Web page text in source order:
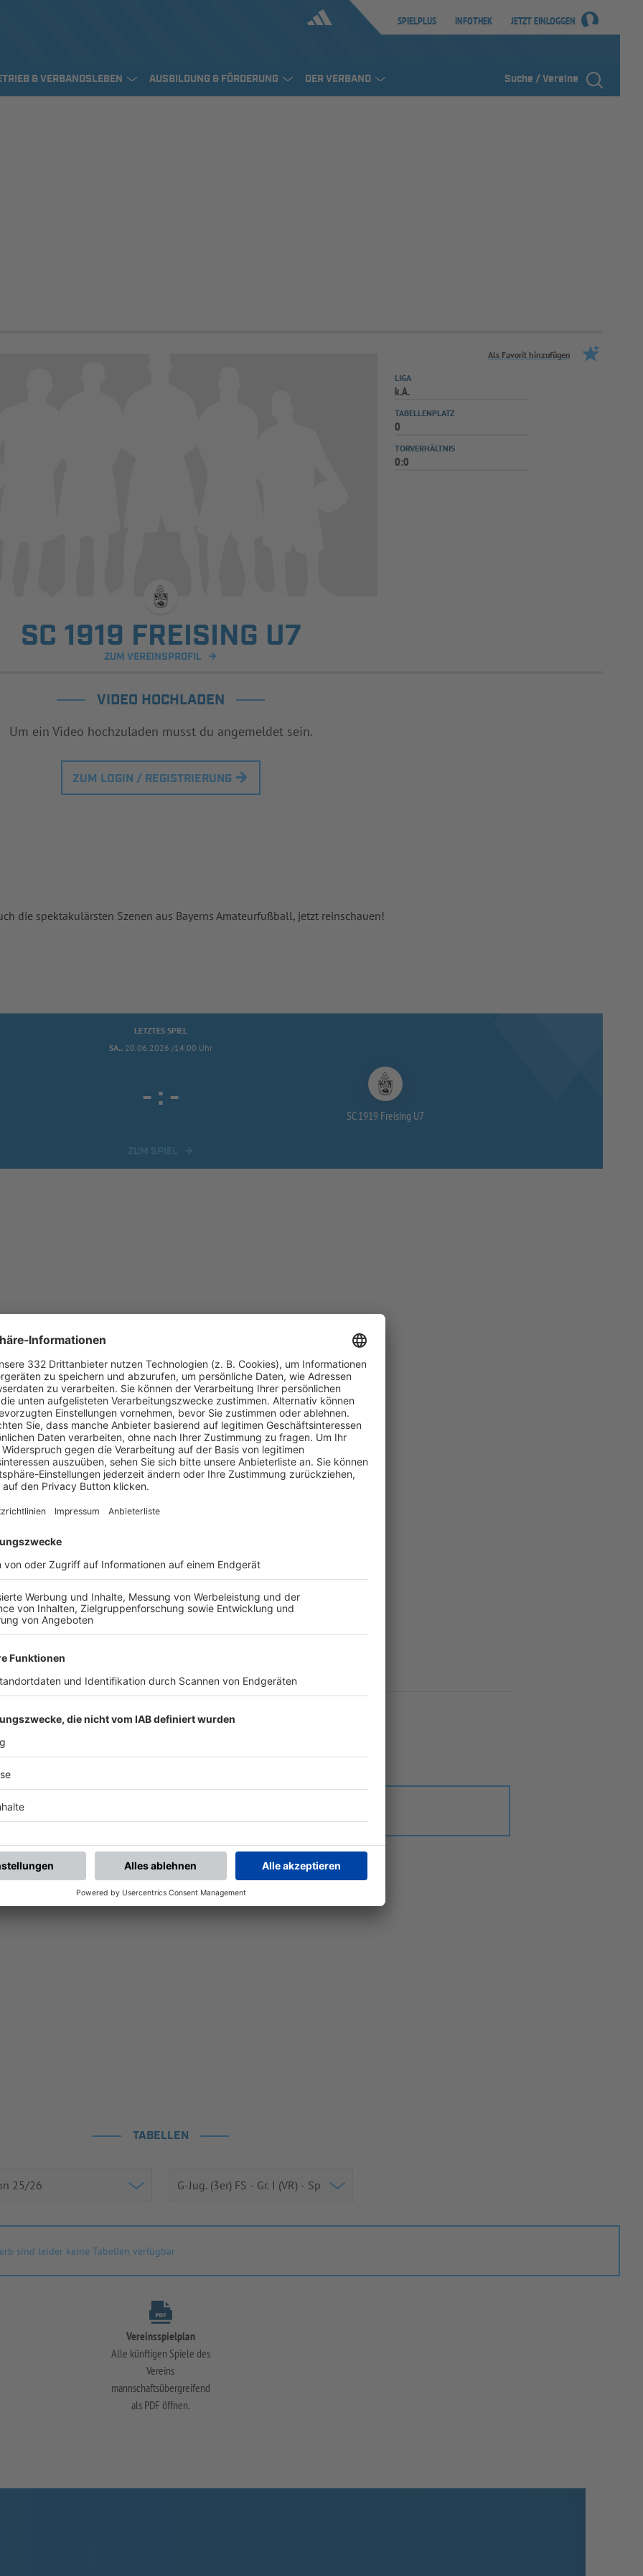
SPIELPLUS INFOTHEK JETZT EINLOGGEN
& VERBANDSLEBEN AUSBILDUNG & FÖRDERUNG DER VERBAND Suche / Vereine
Als Favorit hinzufügen
SC 1919 FREISING U7
ZUM VEREINSPROFIL
LIGA
k.A.
TABELLENPLATZ
0
TORVERHÄLTNIS
0:0
VIDEO HOCHLADEN
Um ein Video hochzuladen musst du angemeldet sein.
ZUM LOGIN / REGISTRIERUNG
die spektakulärsten Szenen aus Bayerns Amateurfußball, jetzt reinschauen!
LETZTES SPIEL
SA.. 20.06.2026 /14:00 Uhr
- : -
SC 1919 Freising U7
UNSERE NEUIGKEITEN FÜR DICH
TABELLEN
sind leider keine Tabellen verfügbar
Vereinsspielplan
Alle künftigen Spiele des
Vereins
mannschaftsübergreifend
als PDF öffnen.